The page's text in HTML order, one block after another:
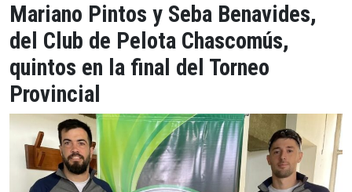
Mariano Pintos y Seba Benavides,
del Club de Pelota Chascomús,
quintos en la final del Torneo
Provincial